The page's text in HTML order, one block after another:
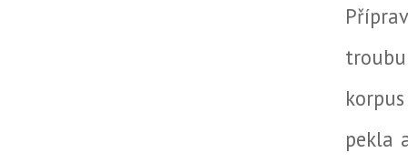
troubu
pekla